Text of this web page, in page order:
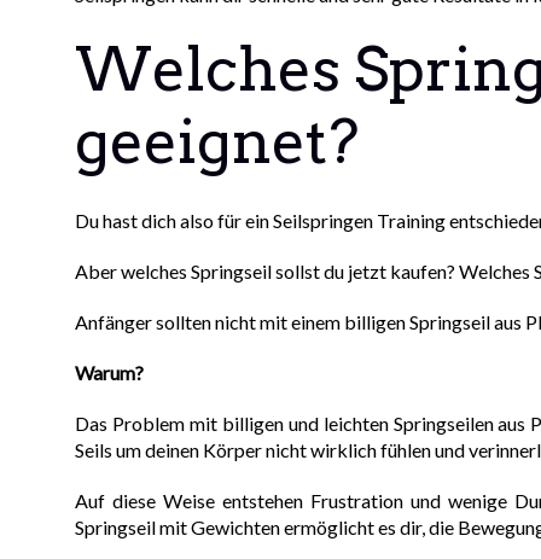
Welches
geeignet?
Du hast dich also für ein Seilspringen Training
Aber welches Springseil sollst du jetzt kaufen?
Anfänger sollten nicht mit einem billigen Springseil aus
Warum?
Das Problem mit billigen und leichten Springseilen
Seils um deinen Körper nicht wirklich fühlen und
Auf diese Weise entstehen Frustration und wenige
Springseil mit Gewichten ermöglicht es dir, die